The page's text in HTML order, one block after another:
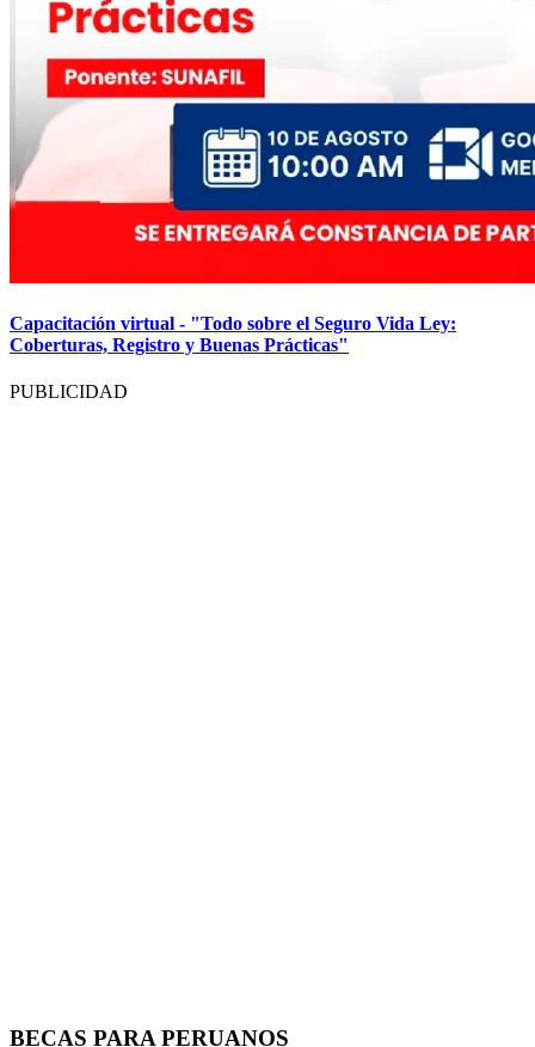
Capacitación virtual - "Todo sobre el Seguro Vida Ley:
Coberturas, Registro y Buenas Prácticas"
PUBLICIDAD
BECAS PARA PERUANOS